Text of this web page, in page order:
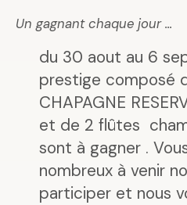
Un gagnant chaque jour ...
du 30 aout au 6
prestige composé
CHAPAGNE
et de 2 flûtes
sont à gagner .
nombreux à venir
participer et nous